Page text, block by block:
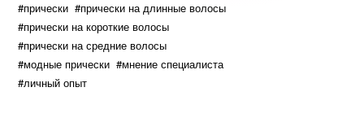
#прически #прически на длинные волосы
#прически на короткие волосы
#прически на средние волосы
#модные прически #мнение специалиста
#личный опыт